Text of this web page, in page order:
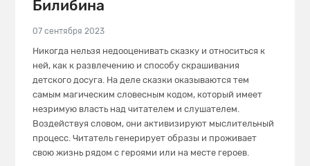
Билибина
07 сентября 2023
Никогда нельзя недооценивать сказку и относиться к
ней, как к развлечению и способу скрашивания
детского досуга. На деле сказки оказываются тем
самым магическим словесным кодом, который имеет
незримую власть над читателем и слушателем.
Воздействуя словом, они активизируют мыслительный
процесс. Читатель генерирует образы и проживает
свою жизнь рядом с героями или на месте героев.